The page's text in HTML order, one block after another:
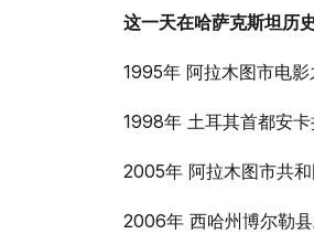
这一天在哈萨克斯坦历
1995年 阿拉木图市电影
1998年 土耳其首都安卡
2005年 阿拉木图市共
2006年 西哈州博尔勒